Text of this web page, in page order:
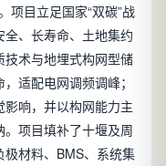
项目立足国家“双碳”战
、长寿命、土地集约
术与地埋式构网型储
适配电网调频调峰；
响，并以构网能力主
项目填补了十堰及周
材料、BMS、系统集